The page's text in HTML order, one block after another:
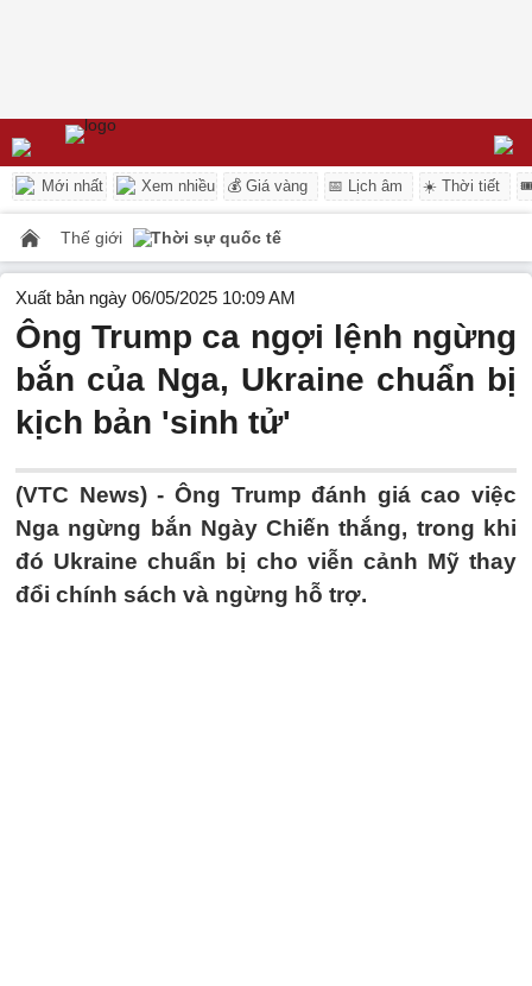
Mới nhất Xem nhiều 💰 Giá vàng 📅 Lịch âm ☀️ Thời tiết
Thế giới Thời sự quốc tế
Xuất bản ngày 06/05/2025 10:09 AM
Ông Trump ca ngợi lệnh ngừng
bắn của Nga, Ukraine chuẩn bị
kịch bản 'sinh tử'
(VTC News) - Ông Trump đánh giá cao việc
Nga ngừng bắn Ngày Chiến thắng, trong khi
đó Ukraine chuẩn bị cho viễn cảnh Mỹ thay
đổi chính sách và ngừng hỗ trợ.